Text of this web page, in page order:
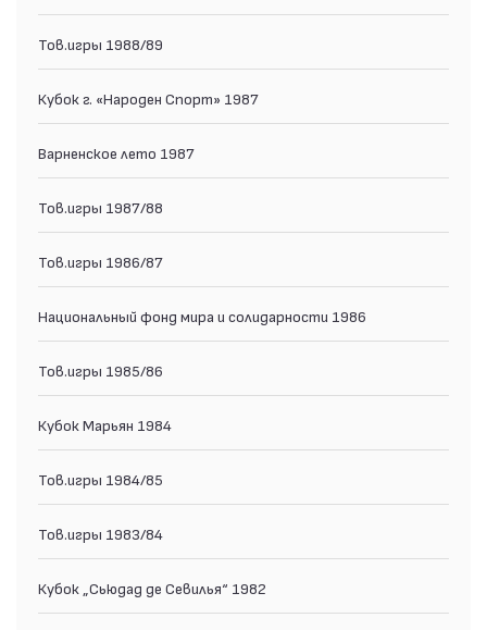
Тов.игры 1988/89
Кубок г. «Народен Спорт» 1987
Варненское лето 1987
Тов.игры 1987/88
Тов.игры 1986/87
Национальный фонд мира и солидарности 1986
Тов.игры 1985/86
Кубок Марьян 1984
Тов.игры 1984/85
Тов.игры 1983/84
Кубок „Сьюдад де Севилья“ 1982